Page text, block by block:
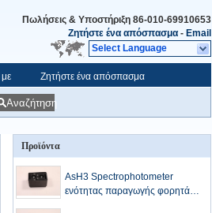
Πωλήσεις & Υποστήριξη 86-010-69910653
Ζητήστε ένα απόσπασμα - Email
Select Language
Ζητήστε ένα απόσπασμα
Αναζήτηση
Προϊόντα
AsH3 Spectrophotometer
ενότητας παραγωγής φορητά